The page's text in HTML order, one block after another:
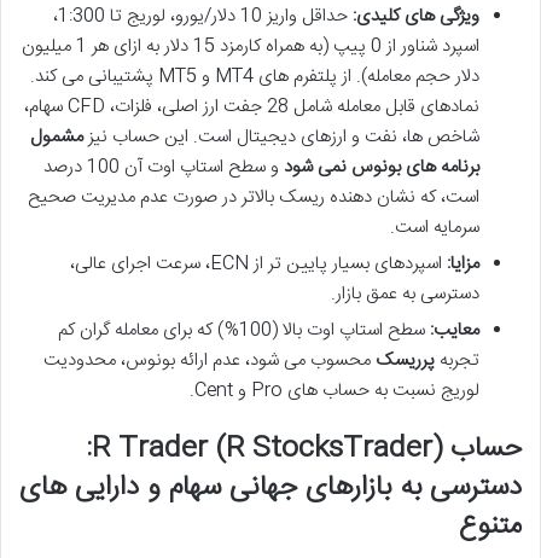
ویژگی های کلیدی:
حداقل واریز 10 دلار/یورو، لوریج تا 1:300،
اسپرد شناور از 0 پیپ (به همراه کارمزد 15 دلار به ازای هر 1 میلیون
دلار حجم معامله). از پلتفرم های MT4 و MT5 پشتیبانی می کند.
نمادهای قابل معامله شامل 28 جفت ارز اصلی، فلزات، CFD سهام،
شاخص ها، نفت و ارزهای دیجیتال است. این حساب نیزمشمول
برنامه های بونوس نمی شود
و سطح استاپ اوت آن 100 درصد
است، که نشان دهنده ریسک بالاتر در صورت عدم مدیریت صحیح
سرمایه است.
مزایا:
اسپردهای بسیار پایین تر از ECN، سرعت اجرای عالی،
دسترسی به عمق بازار.
معایب:
سطح استاپ اوت بالا (100%) که برای معامله گران کم
تجربه پرریسک محسوب می شود، عدم ارائه بونوس، محدودیت
لوریج نسبت به حساب های Pro و Cent.
حساب R Trader (R StocksTrader):
دسترسی به بازارهای جهانی سهام و دارایی های
متنوع